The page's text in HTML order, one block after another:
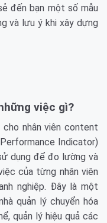
đến bạn một số mẫu
và lưu ý khi xây dựng
việc gì?
nhân viên content
Indicator)
dụng để đo lường và
của từng nhân viên
nghiệp. Đây là một
quản lý chuyển hóa
quản lý hiệu quả các